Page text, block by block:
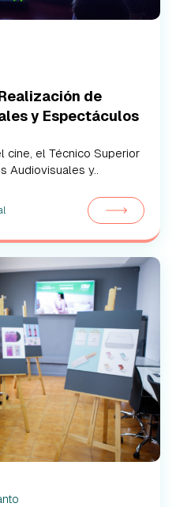
de
y Espectáculos
cine, el Técnico Superior
Audiovisuales y..